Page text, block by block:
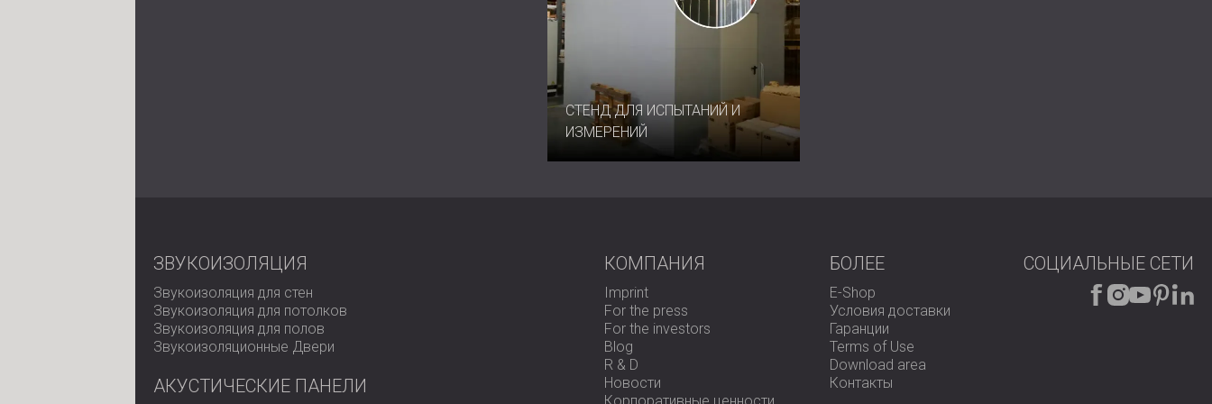
Свяжитесь с DECIBEL сегодня,чтобы узнать, как IZO SOUND может улучшить контроль
шума в вашем проекте.
СТЕНД ДЛЯ ИСПЫТАНИЙ И
ИЗМЕРЕНИЙ
ЗВУКОИЗОЛЯЦИЯ
Звукоизоляция для стен
Звукоизоляция для потолков
Звукоизоляция для полов
Звукоизоляционные Двери
АКУСТИЧЕСКИЕ ПАНЕЛИ
КОМПАНИЯ
Imprint
For the press
For the investors
Blog
R & D
Новости
Корпоративные ценности
БОЛЕЕ
E-Shop
Условия доставки
Гаранции
Terms of Use
Download area
Контакты
СОЦИАЛЬНЫЕ СЕТИ